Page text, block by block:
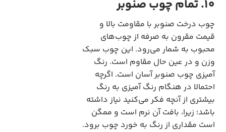
10. تمام چوب صنوبر
چوب درخت صنوبر با مقاومت بالا و
قیمت مقرون به صرفه از چوب‌های
محبوب به شمار می‌رود. این چوب سبک
وزن و در عین حال مقاوم است. رنگ
آمیزی چوب صنوبر آسان است. اگرچه
احتمالا در هنگام رنگ آمیزی به رنگ
بیشتری از آنچه فکر می‌کنید نیاز داشته
باشد؛ زیرا، بافت آن نرم است و ممگن
است مقداری از رنگ به خورد چوب برود.